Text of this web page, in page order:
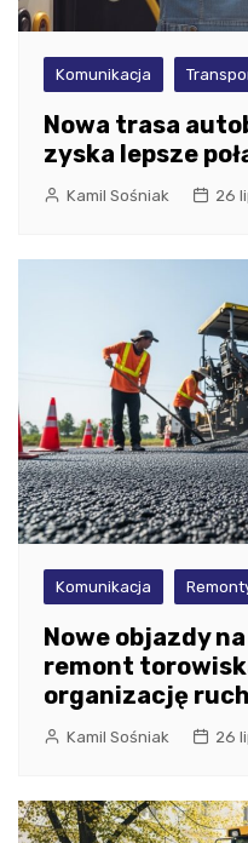
Komunikacja
Nowa trasa
zyska lepsze
Kamil Sośniak 26
Komunikacja
Nowe objazdy
remont
organizację
Kamil Sośniak 26